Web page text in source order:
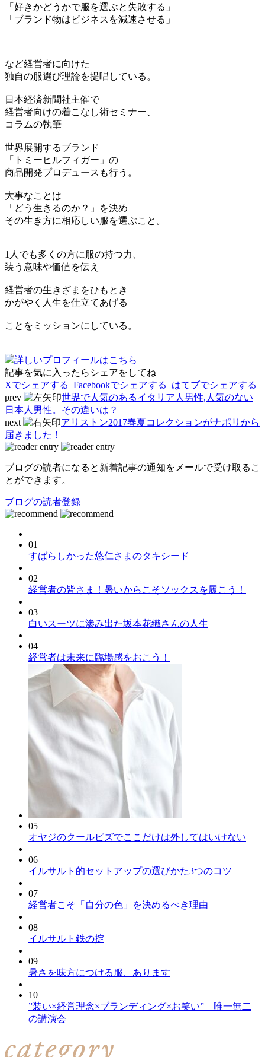
「好きかどうかで服を選ぶと失敗する」
「ブランド物はビジネスを減速させる」
など経営者に向けた
独自の服選び理論を提唱している。
日本経済新聞社主催で
経営者向けの着こなし術セミナー、
コラムの執筆
世界展開するブランド
「トミーヒルフィガー」の
商品開発プロデュースも行う。
大事なことは
「どう生きるのか？」を決め
その生き方に相応しい服を選ぶこと。
1人でも多くの方に服の持つ力、
装う意味や価値を伝え
経営者の生きざまをひもとき
かがやく人生を仕立てあげる
ことをミッションにしている。
詳しいプロフィールはこちら
記事を気に入ったらシェアをしてね
Xでシェアする Facebookでシェアする
はてブでシェアする
prev
世界で人気のあるイタリア人男性,人気のない
日本人男性。その違いは？
next
アリストン2017春夏コレクションがナポリから
届きました！
ブログの読者になると新着記事の通知をメールで受け取るこ
とができます。
ブログの読者登録
01
すばらしかった悠仁さまのタキシード
02
経営者の皆さま！暑いからこそソックスを履こう！
03
白いスーツに滲み出た坂本花織さんの人生
04
経営者は未来に臨場感をおこう！
05
オヤジのクールビズでここだけは外してはいけない
06
イルサルト的セットアップの選びかた3つのコツ
07
経営者こそ「自分の色」を決めるべき理由
08
イルサルト鉄の掟
09
暑さを味方につける服、あります
10
”装い×経営理念×ブランディング×お笑い” 唯一無二
の講演会